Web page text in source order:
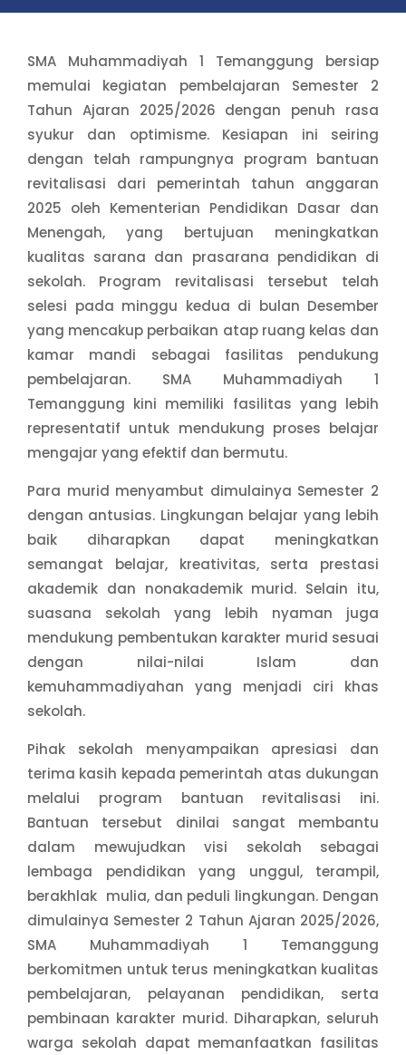
SMA Muhammadiyah 1 Temanggung bersiap
memulai kegiatan pembelajaran Semester 2
Tahun Ajaran 2025/2026 dengan penuh rasa
syukur dan optimisme. Kesiapan ini seiring
dengan telah rampungnya program bantuan
revitalisasi dari pemerintah tahun anggaran
2025 oleh Kementerian Pendidikan Dasar dan
Menengah, yang bertujuan meningkatkan
kualitas sarana dan prasarana pendidikan di
sekolah. Program revitalisasi tersebut telah
selesi pada minggu kedua di bulan Desember
yang mencakup perbaikan atap ruang kelas dan
kamar mandi sebagai fasilitas pendukung
pembelajaran. SMA Muhammadiyah 1
Temanggung kini memiliki fasilitas yang lebih
representatif untuk mendukung proses belajar
mengajar yang efektif dan bermutu.
Para murid menyambut dimulainya Semester 2
dengan antusias. Lingkungan belajar yang lebih
baik diharapkan dapat meningkatkan
semangat belajar, kreativitas, serta prestasi
akademik dan nonakademik murid. Selain itu,
suasana sekolah yang lebih nyaman juga
mendukung pembentukan karakter murid sesuai
dengan nilai-nilai Islam dan
kemuhammadiyahan yang menjadi ciri khas
sekolah.
Pihak sekolah menyampaikan apresiasi dan
terima kasih kepada pemerintah atas dukungan
melalui program bantuan revitalisasi ini.
Bantuan tersebut dinilai sangat membantu
dalam mewujudkan visi sekolah sebagai
lembaga pendidikan yang unggul, terampil,
berakhlak mulia, dan peduli lingkungan. Dengan
dimulainya Semester 2 Tahun Ajaran 2025/2026,
SMA Muhammadiyah 1 Temanggung
berkomitmen untuk terus meningkatkan kualitas
pembelajaran, pelayanan pendidikan, serta
pembinaan karakter murid. Diharapkan, seluruh
warga sekolah dapat memanfaatkan fasilitas